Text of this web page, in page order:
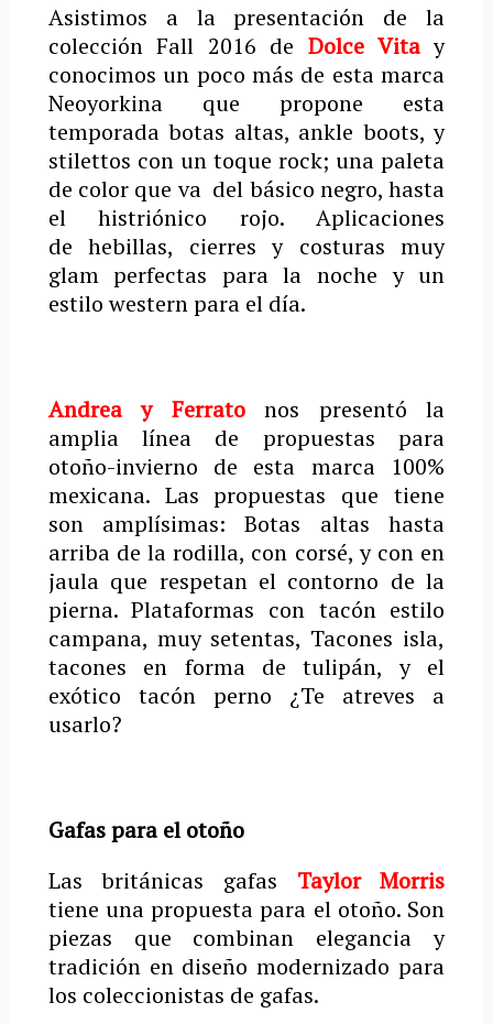
Asistimos a la presentación de la
colección Fall 2016 de Dolce Vita y
conocimos un poco más de esta marca
Neoyorkina que propone esta
temporada botas altas, ankle boots, y
stilettos con un toque rock; una paleta
de color que va del básico negro, hasta
el histriónico rojo. Aplicaciones
de hebillas, cierres y costuras muy
glam perfectas para la noche y un
estilo western para el día.
Andrea y Ferratonos presentó la
amplia línea de propuestas para
otoño-invierno de esta marca 100%
mexicana. Las propuestas que tiene
son amplísimas: Botas altas hasta
arriba de la rodilla, con corsé, y con en
jaula que respetan el contorno de la
pierna. Plataformas con tacón estilo
campana, muy setentas, Tacones isla,
tacones en forma de tulipán, y el
exótico tacón perno ¿Te atreves a
usarlo?
Gafas para el otoño
Las británicas gafas Taylor Morris
tiene una propuesta para el otoño. Son
piezas que combinan elegancia y
tradición en diseño modernizado para
los coleccionistas de gafas.